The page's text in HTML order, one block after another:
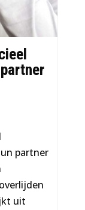
partner
uit